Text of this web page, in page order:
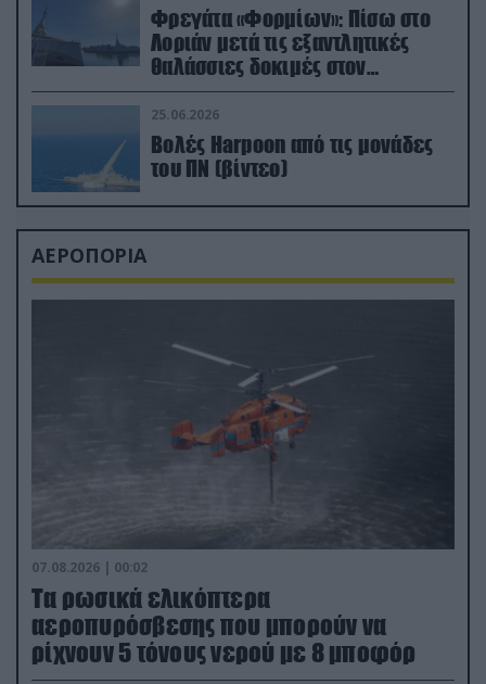
Φρεγάτα «Φορμίων»: Πίσω στο
Λοριάν μετά τις εξαντλητικές
θαλάσσιες δοκιμές στον
απαιτητικό Βισκαϊκό
25.06.2026
Βολές Harpoon από τις μονάδες
του ΠΝ (βίντεο)
ΑΕΡΟΠΟΡΙΑ
07.08.2026 | 00:02
Τα ρωσικά ελικόπτερα
αεροπυρόσβεσης που μπορούν να
ρίχνουν 5 τόνους νερού με 8 μποφόρ